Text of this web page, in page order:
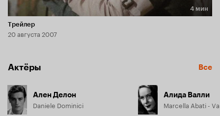
Длительность 4 мин
4 мин
Трейлер
20 августа 2007
Актёры Все
Ален Делон
Daniele Dominici
Алида Валли
Marcella Abati -